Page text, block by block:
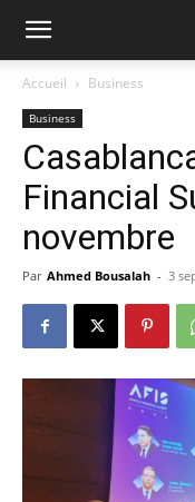
Accueil Business
Business
Financial
novembre
Par Ahmed Bousalah - 3